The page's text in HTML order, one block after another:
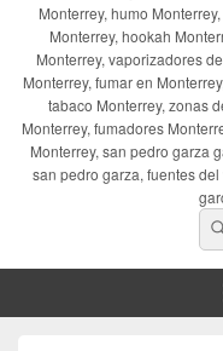
Monterrey, humo
Monterrey, hookah
Monterrey, vaporizadores
Monterrey, fumar en
tabaco Monterrey, zonas
Monterrey, fumadores
Monterrey, san pedro garza
san pedro garza, fuentes